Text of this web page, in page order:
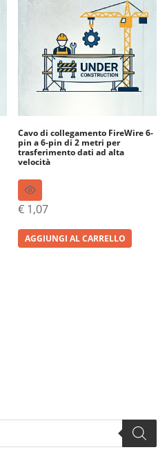
Cavo di collegamento FireWire 6-
pin a 6-pin di 2 metri per
trasferimento dati ad alta
velocità
€ 1,07
AGGIUNGI AL CARRELLO